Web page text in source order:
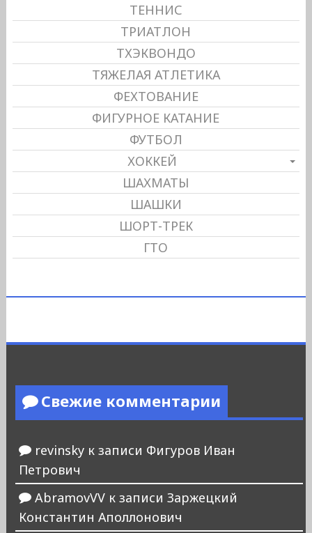
ТЕННИС
ТРИАТЛОН
ТХЭКВОНДО
ТЯЖЕЛАЯ АТЛЕТИКА
ФЕХТОВАНИЕ
ФИГУРНОЕ КАТАНИЕ
ФУТБОЛ
ХОККЕЙ
ШАХМАТЫ
ШАШКИ
ШОРТ-ТРЕК
ГТО
Свежие комментарии
revinskyк записи Фигуров Иван
Петрович
AbramovVVк записи Заржецкий
Константин Аполлонович